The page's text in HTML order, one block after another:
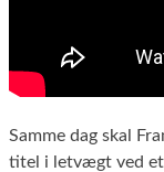
Samme dag skal
titel i letvægt ved